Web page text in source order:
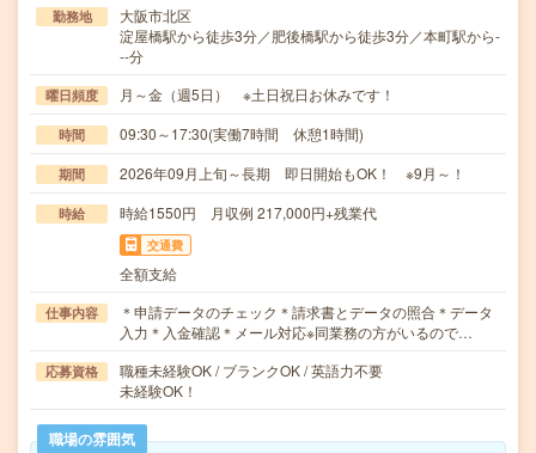
勤務地
大阪市北区
淀屋橋駅から徒歩3分／肥後橋駅から徒歩3分／本町駅から-
--分
曜日頻度 月～金（週5日） ※土日祝日お休みです！
時間 09:30～17:30(実働7時間 休憩1時間)
期間 2026年09月上旬～長期 即日開始もOK！ ※9月～！
時給 時給1550円 月収例 217,000円+残業代
交通費
全額支給
仕事内容
＊申請データのチェック＊請求書とデータの照合＊データ
入力＊入金確認＊メール対応※同業務の方がいるので…
応募資格
職種未経験OK / ブランクOK / 英語力不要
未経験OK！
職場の雰囲気